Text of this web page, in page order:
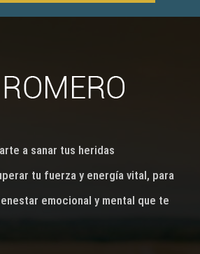
a sanar tus heridas
tu fuerza y energía vital, para
emocional y mental que te